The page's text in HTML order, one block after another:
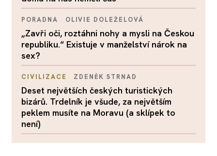
PORADNA OLIVIE DOLEŽELOVÁ
„Zavři oči, roztáhni nohy a mysli na Českou
republiku.“ Existuje v manželství nárok na
sex?
CIVILIZACE ZDENĚK STRNAD
Deset největších českých turistických
bizárů. Trdelník je všude, za největším
peklem musíte na Moravu (a sklípek to
není)